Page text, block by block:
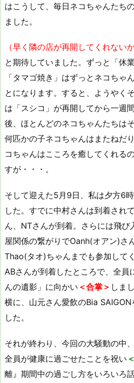
はこうして、毎日ネコちゃんたち
ました。
（早く隣の店が再開してくれない
と期待していました。ずっと「休
「タマゴ焼き」はずっとネコちゃ
とになります。すると、ようやく
は「スシコ」が再開してから一週
後、ほとんどのネコちゃんたちは
何匹かの子ネコちゃんはまたねだ
コちゃんはこころを癒してくれる
すが・・・。
そして迎えた5月9日、私は夕方6
した。すでに中村さんは到着され
ん、NTさんが到着。さらには飛
屋関係の繋がりでOanh(オアン)さ
Thao(タオ)ちゃんまでも参加して
ABさんが到着したところで、全員
んの遺影」に向かい ＜合掌＞ しま
横に、山元さん愛飲のBia
した。
それが終わり、今回の大騒動の中
全員が健康に過ごせたことを祝い
離』期間中の過ごし方をいろいろ